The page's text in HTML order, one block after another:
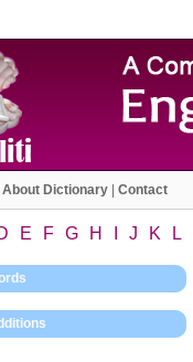
About Dictionary| Contact
E F G H J K L